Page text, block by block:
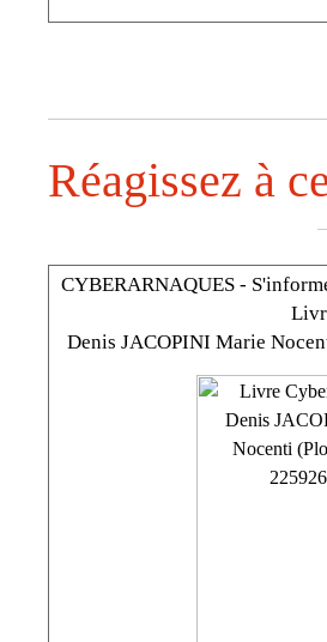
Réagissez à
CYBERARNAQUES -
Denis JACOPINI Marie